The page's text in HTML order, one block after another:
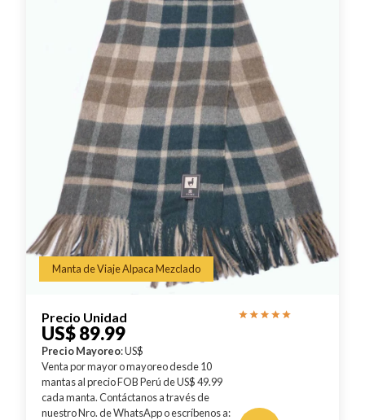
Manta de Viaje Alpaca Mezclado
Precio Unidad
US$ 89.99
Precio Mayoreo: US$
Venta por mayor o mayoreo desde 10
mantas al precio FOB Perú de US$ 49.99
cada manta. Contáctanos a través de
nuestro Nro. de WhatsApp o escríbenos a: